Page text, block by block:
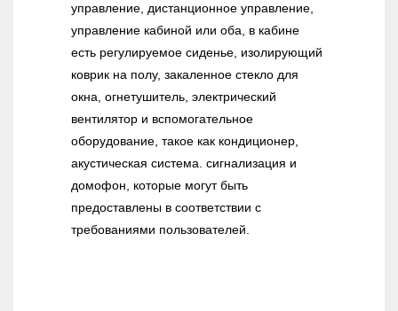
управление, дистанционное управление,
управление кабиной или оба, в кабине
есть регулируемое сиденье, изолирующий
коврик на полу, закаленное стекло для
окна, огнетушитель, электрический
вентилятор и вспомогательное
оборудование, такое как кондиционер,
акустическая система. сигнализация и
домофон, которые могут быть
предоставлены в соответствии с
требованиями пользователей.